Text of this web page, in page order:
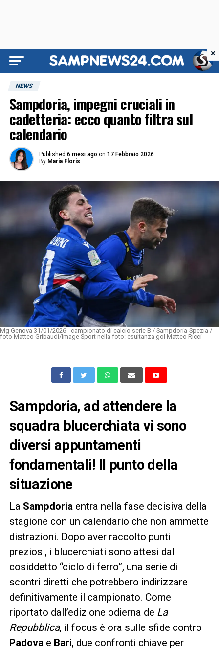
NEWS
Sampdoria, impegni cruciali in
cadetteria: ecco quanto filtra sul
calendario
Published 6 mesi ago on 17 Febbraio 2026
By Maria Floris
Mg Genova 31/01/2026 - campionato di calcio serie B / Sampdoria-Spezia /
foto Matteo Gribaudi/Image Sport nella foto: esultanza gol Matteo Ricci
Sampdoria, ad attendere la
squadra blucerchiata vi sono
diversi appuntamenti
fondamentali! Il punto della
situazione
La Sampdoria entra nella fase decisiva della
stagione con un calendario che non ammette
distrazioni. Dopo aver raccolto punti
preziosi, i blucerchiati sono attesi dal
cosiddetto “ciclo di ferro”, una serie di
scontri diretti che potrebbero indirizzare
definitivamente il campionato. Come
riportato dall’edizione odierna de La
Repubblica, il focus è ora sulle sfide contro
Padova e Bari, due confronti chiave per
×